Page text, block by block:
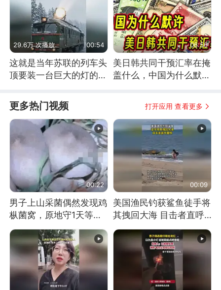
29.6万 次播放 00:54
这就是当年苏联的列车头
顶要装一台巨大的灯的原
06:56
美日韩共同干预汇率在掩
盖什么，中国为什么默
更多热门视频 打开应用 查看更多
00:22
男子上山采菌偶然发现鸡
枞菌窝，原地守1天等它
长大：挖了140多朵
00:09
美国渔民钓获鲨鱼徒手将
其拽回大海 目击者直呼
震惊 （视频来源：参考
消息）